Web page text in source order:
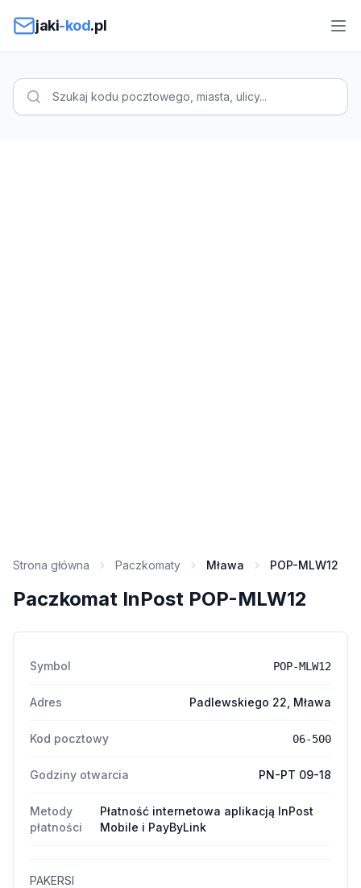
jaki-kod.pl
Strona główna Paczkomaty Mława POP-MLW12
Paczkomat InPost POP-MLW12
Symbol POP-MLW12
Adres Padlewskiego 22, Mława
Kod pocztowy 06-500
Godziny otwarcia PN-PT 09-18
Metody
płatności
Płatność internetowa aplikacją InPost
Mobile i PayByLink
PAKERSI